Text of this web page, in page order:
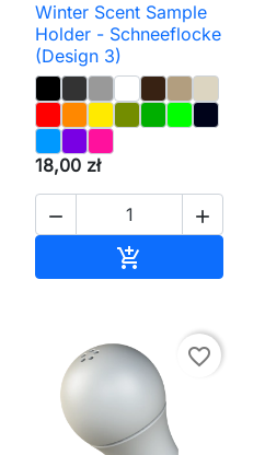
Winter Scent Sample
Holder - Schneeflocke
(Design 3)
18,00 zł
 

favorite_border